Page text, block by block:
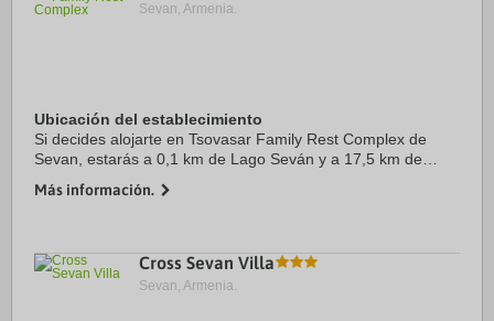
Sevan, Armenia.
Ubicación del establecimiento
Si decides alojarte en Tsovasar Family Rest Complex de
Sevan, estarás a 0,1 km de Lago Seván y a 17,5 km de
se encuentra a 28,3 km de Parque ...
Más información.
Cross Sevan Villa
Sevan, Armenia.